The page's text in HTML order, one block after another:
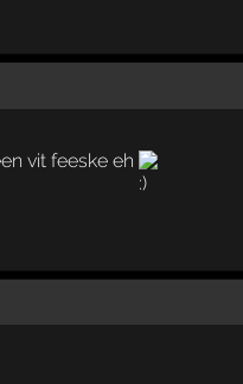
vit feeske eh